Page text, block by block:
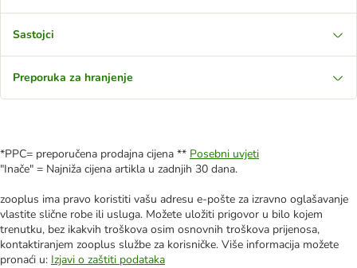
Sastojci
Preporuka za hranjenje
*PPC= preporučena prodajna cijena ** Posebni uvjeti
"Inače" = Najniža cijena artikla u zadnjih 30 dana.
zooplus ima pravo koristiti vašu adresu e-pošte za izravno oglašavanje
vlastite slične robe ili usluga. Možete uložiti prigovor u bilo kojem
trenutku, bez ikakvih troškova osim osnovnih troškova prijenosa,
kontaktiranjem zooplus službe za korisničke. Više informacija možete
pronaći u: Izjavi o zaštiti podataka